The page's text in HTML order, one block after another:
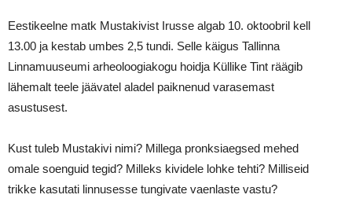
Eestikeelne matk Mustakivist Irusse algab 10. oktoobril kell
13.00 ja kestab umbes 2,5 tundi. Selle käigus Tallinna
Linnamuuseumi arheoloogiakogu hoidja Küllike Tint räägib
lähemalt teele jäävatel aladel paiknenud varasemast
asustusest.
Kust tuleb Mustakivi nimi? Millega pronksiaegsed mehed
omale soenguid tegid? Milleks kividele lohke tehti? Milliseid
trikke kasutati linnusesse tungivate vaenlaste vastu?